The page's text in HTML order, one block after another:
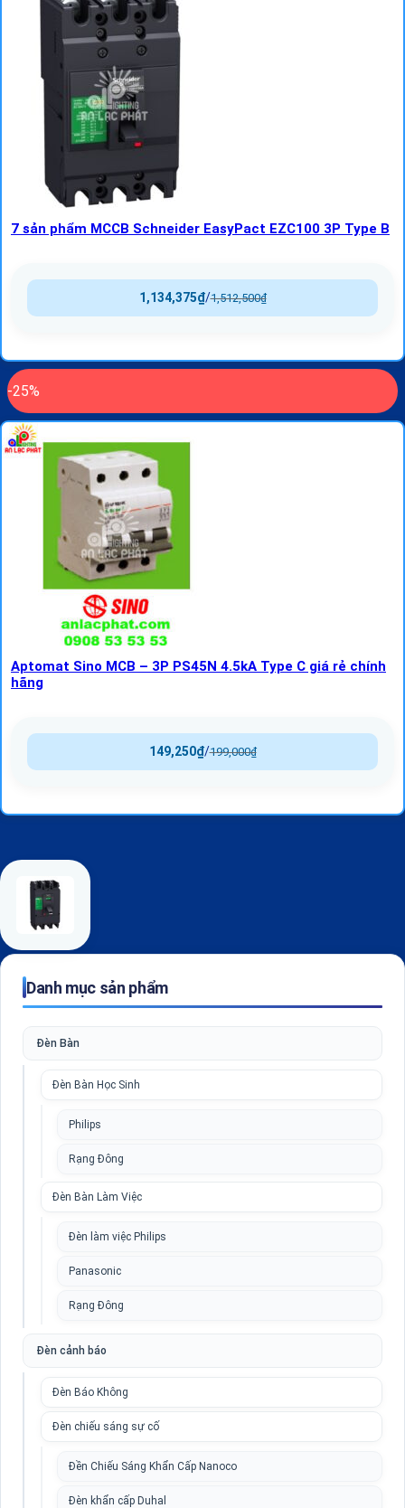
7 sản phẩm MCCB Schneider EasyPact EZC100 3P Type B
1,512,500₫
/
1,134,375₫
-25%
Aptomat Sino MCB – 3P PS45N 4.5kA Type C giá rẻ chính
hãng
199,000₫
/
149,250₫
Danh mục sản phẩm
Đèn Bàn
Đèn Bàn Học Sinh
Philips
Rạng Đông
Đèn Bàn Làm Việc
Đèn làm việc Philips
Panasonic
Rạng Đông
Đèn cảnh báo
Đèn Báo Không
Đèn chiếu sáng sự cố
Đền Chiếu Sáng Khẩn Cấp Nanoco
Đèn khẩn cấp Duhal